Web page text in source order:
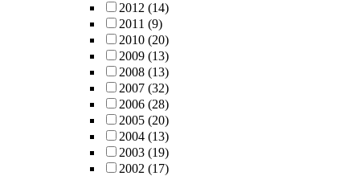
2012 (14)
2011 (9)
2010 (20)
2009 (13)
2008 (13)
2007 (32)
2006 (28)
2005 (20)
2004 (13)
2003 (19)
2002 (17)